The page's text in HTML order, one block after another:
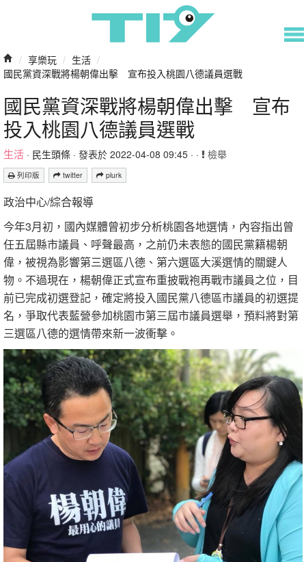
/ 享樂玩 / 生活 /
國民黨資深戰將楊朝偉出擊 宣布投入桃園八德議員選戰
國民黨資深戰將楊朝偉出擊 宣布
投入桃園八德議員選戰
生活 · 民生頭條 · 發表於 2022-04-08 09:45 · · 檢舉
列印版 twitter plurk
政治中心/綜合報導
今年3月初，國內媒體曾初步分析桃園各地選情，內容指出曾
任五屆縣市議員、呼聲最高，之前仍未表態的國民黨籍楊朝
偉，被視為影響第三選區八德、第六選區大溪選情的關鍵人
物。不過現在，楊朝偉正式宣布重披戰袍再戰市議員之位，目
前已完成初選登記，確定將投入國民黨八德區市議員的初選提
名，爭取代表藍營參加桃園市第三屆市議員選舉，預料將對第
三選區八德的選情帶來新一波衝擊。